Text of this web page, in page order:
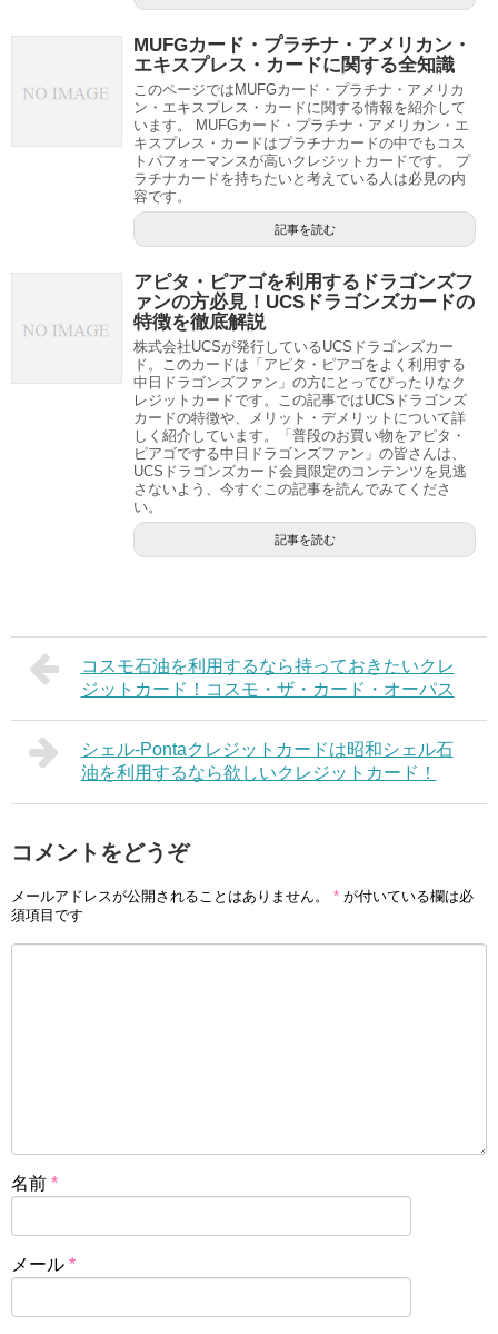
MUFGカード・プラチナ・アメリカン・
エキスプレス・カードに関する全知識
このページではMUFGカード・プラチナ・アメリカ
ン・エキスプレス・カードに関する情報を紹介して
います。 MUFGカード・プラチナ・アメリカン・エ
キスプレス・カードはプラチナカードの中でもコス
トパフォーマンスが高いクレジットカードです。 プ
ラチナカードを持ちたいと考えている人は必見の内
容です。
記事を読む
アピタ・ピアゴを利用するドラゴンズフ
ァンの方必見！UCSドラゴンズカードの
特徴を徹底解説
株式会社UCSが発行しているUCSドラゴンズカー
ド。このカードは「アピタ・ピアゴをよく利用する
中日ドラゴンズファン」の方にとってぴったりなク
レジットカードです。この記事ではUCSドラゴンズ
カードの特徴や、メリット・デメリットについて詳
しく紹介しています。「普段のお買い物をアピタ・
ピアゴでする中日ドラゴンズファン」の皆さんは、
UCSドラゴンズカード会員限定のコンテンツを見逃
さないよう、今すぐこの記事を読んでみてくださ
い。
記事を読む
コスモ石油を利用するなら持っておきたいクレ
ジットカード！コスモ・ザ・カード・オーパス
シェル-Pontaクレジットカードは昭和シェル石
油を利用するなら欲しいクレジットカード！
コメントをどうぞ
メールアドレスが公開されることはありません。 * が付いている欄は必
須項目です
名前 *
メール *